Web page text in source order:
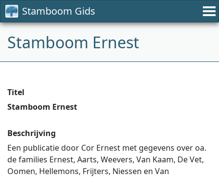
Stamboom Gids
Stamboom Ernest
Titel
Stamboom Ernest
Beschrijving
Een publicatie door Cor Ernest met gegevens over oa.
de families Ernest, Aarts, Weevers, Van Kaam, De Vet,
Oomen, Hellemons, Frijters, Niessen en Van